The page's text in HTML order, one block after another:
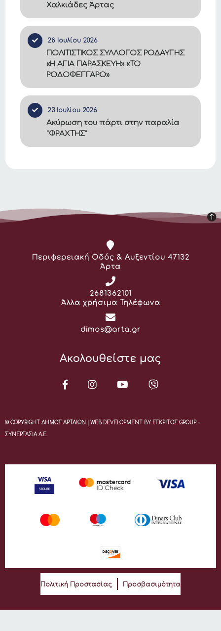
Χαλκιάδες Άρτας
28 Ιουλίου 2026
ΠΟΛΙΤΙΣΤΙΚΟΣ ΣΥΛΛΟΓΟΣ ΡΟΔΑΥΓΗΣ
«Η ΑΓΙΑ ΠΑΡΑΣΚΕΥΗ» «ΤΟ
ΡΟΔΟΦΕΓΓΑΡΟ»
23 Ιουλίου 2026
Ακύρωση του πάρτι στην παραλία
"ΦΡΑΧΤΗΣ"
Διεύθυνση:
Περιφερειακή Οδός & Αυξεντίου 47132
Άρτα
Τηλέφωνο:
2681362101
Άλλα χρήσιμα Τηλέφωνα
Email:
dimos@arta.gr
Ακολουθείστε μας
© COPYRIGHT ΔΗΜΟΣ ΑΡΤΑΙΩΝ | WEB DEVELOPMENT BY ΕΓΚΡΙΤΟΣ GROUP -
ΣΥΝΕΡΓΑΣΙΑ Α.Ε.
Πολιτική Προστασίας Προσβασιμότητα